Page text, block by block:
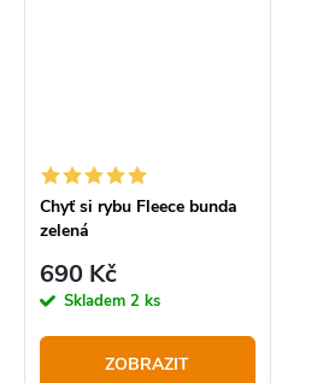
Chyť si rybu Fleece bunda
zelená
690 Kč
Skladem 2 ks
ZOBRAZIT